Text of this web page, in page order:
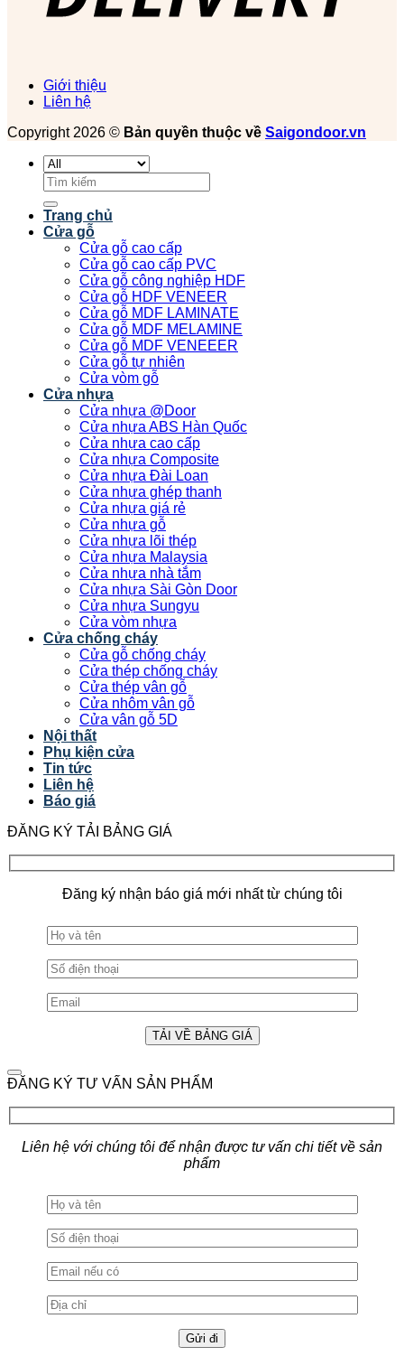
Giới thiệu
Liên hệ
Copyright 2026 © Bản quyền thuộc về Saigondoor.vn
Tìm
kiếm:
Trang chủ
Cửa gỗ
Cửa gỗ cao cấp
Cửa gỗ cao cấp PVC
Cửa gỗ công nghiệp HDF
Cửa gỗ HDF VENEER
Cửa gỗ MDF LAMINATE
Cửa gỗ MDF MELAMINE
Cửa gỗ MDF VENEEER
Cửa gỗ tự nhiên
Cửa vòm gỗ
Cửa nhựa
Cửa nhựa @Door
Cửa nhựa ABS Hàn Quốc
Cửa nhựa cao cấp
Cửa nhựa Composite
Cửa nhựa Đài Loan
Cửa nhựa ghép thanh
Cửa nhựa giá rẻ
Cửa nhựa gỗ
Cửa nhựa lõi thép
Cửa nhựa Malaysia
Cửa nhựa nhà tắm
Cửa nhựa Sài Gòn Door
Cửa nhựa Sungyu
Cửa vòm nhựa
Cửa chống cháy
Cửa gỗ chống cháy
Cửa thép chống cháy
Cửa thép vân gỗ
Cửa nhôm vân gỗ
Cửa vân gỗ 5D
Nội thất
Phụ kiện cửa
Tin tức
Liên hệ
Báo giá
ĐĂNG KÝ TẢI BẢNG GIÁ
Đăng ký nhận báo giá mới nhất từ chúng tôi
ĐĂNG KÝ TƯ VẤN SẢN PHẨM
Liên hệ với chúng tôi để nhận được tư vấn chi tiết về sản
phẩm